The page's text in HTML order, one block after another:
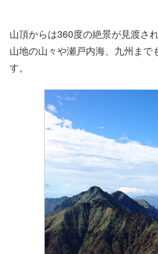
山頂からは360度の絶景が見渡さ
山地の山々や瀬戸内海、九州まで
す。